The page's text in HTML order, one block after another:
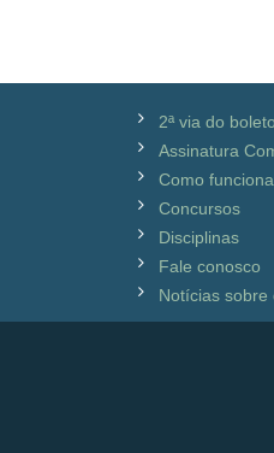
2ª via do boleto
Assinatura
Como funciona
Concursos
Disciplinas
Fale conosco
Notícias sobre